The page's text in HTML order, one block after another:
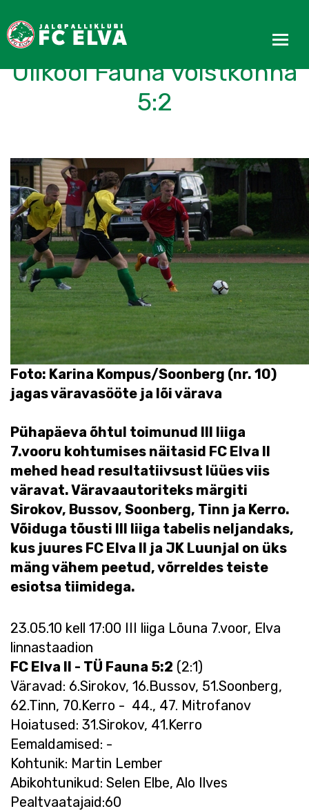
Mehed alistasid Tartu
Ülikool Fauna võistkonna
5:2
Foto: Karina Kompus/Soonberg (nr. 10)
jagas väravasööte ja lõi värava
Pühapäeva õhtul toimunud III liiga
7.vooru kohtumises näitasid FC Elva II
mehed head resultatiivsust lüües viis
väravat. Väravaautoriteks märgiti
Sirokov, Bussov, Soonberg, Tinn ja Kerro.
Võiduga tõusti III liiga tabelis neljandaks,
kus juures FC Elva II ja JK Luunjal on üks
mäng vähem peetud, võrreldes teiste
esiotsa tiimidega.
23.05.10 kell 17:00 III liiga Lõuna 7.voor, Elva
linnastaadion
FC Elva II - TÜ Fauna 5:2 (2:1)
Väravad: 6.Sirokov, 16.Bussov, 51.Soonberg,
62.Tinn, 70.Kerro - 44., 47. Mitrofanov
Hoiatused: 31.Sirokov, 41.Kerro
Eemaldamised: -
Kohtunik: Martin Lember
Abikohtunikud: Selen Elbe, Alo Ilves
Pealtvaatajaid:60